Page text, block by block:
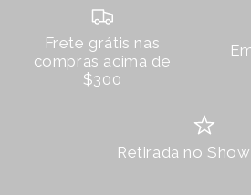
Frete grátis nas
compras acima de
$300
Retirada no